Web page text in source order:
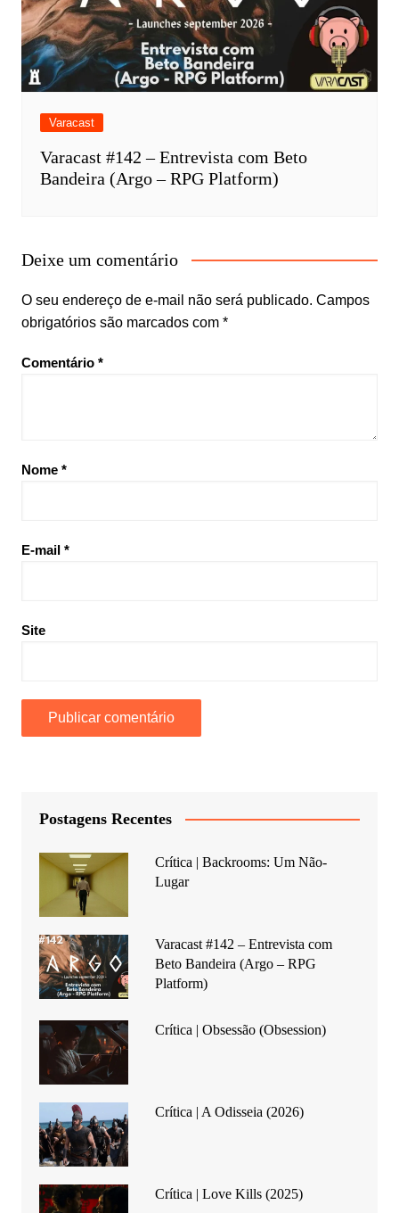
Varacast
Varacast #142 – Entrevista com Beto
Bandeira (Argo – RPG Platform)
Deixe um comentário
O seu endereço de e-mail não será publicado. Campos
obrigatórios são marcados com *
Comentário *
Nome *
E-mail *
Site
Postagens Recentes
Crítica | Backrooms: Um Não-
Lugar
Varacast #142 – Entrevista com
Beto Bandeira (Argo – RPG
Platform)
Crítica | Obsessão (Obsession)
Crítica | A Odisseia (2026)
Crítica | Love Kills (2025)